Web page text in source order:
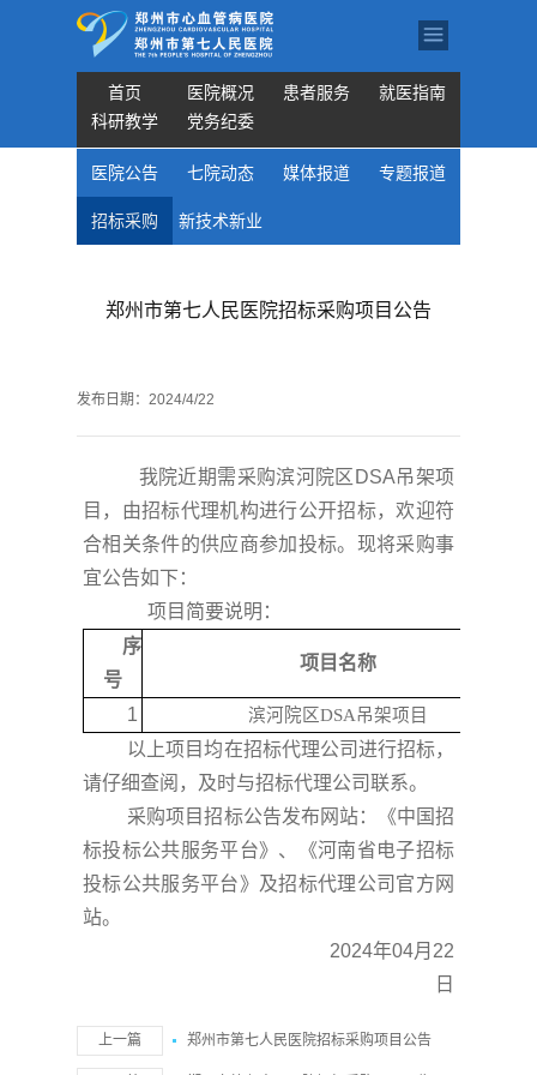
首页 医院概况 患者服务
就医指南
科研教学
党务纪委
医院公告 七院动态 媒体报道 专题报道
招标采购 新技术新业
郑州市第七人民医院招标采购项目公告
发布日期： 2024/4/22
我院近期需采购滨河院区DSA吊架项
目，由招标代理机构进行公开招标，欢迎符
合相关条件的供应商参加投标。现将采购事
宜公告如下：
项目简要说明：
序
号
项目名称
1 滨河院区DSA吊架项目
以上项目均在招标代理公司进行招标，
请仔细查阅，及时与招标代理公司联系。
采购项目招标公告发布网站：《中国招
标投标公共服务平台》、《河南省电子招标
投标公共服务平台》及招标代理公司官方网
站。
2024年04月22
日
上一篇 郑州市第七人民医院招标采购项目公告